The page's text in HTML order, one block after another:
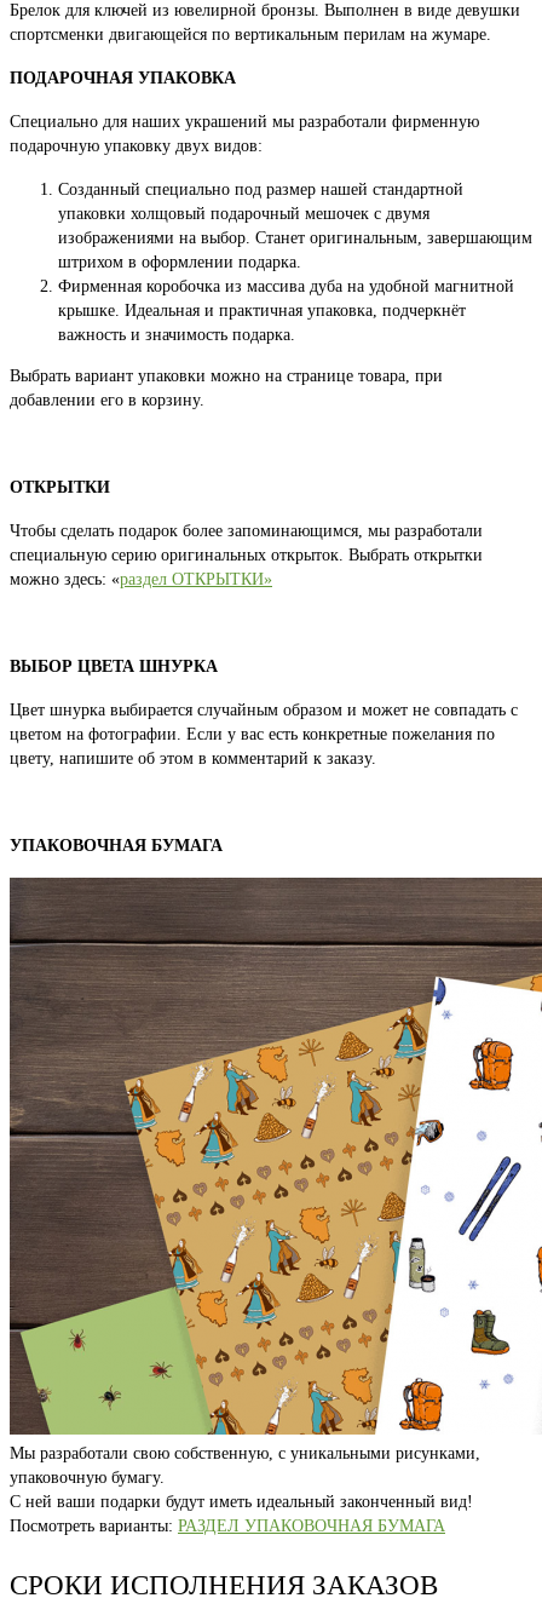
Брелок для ключей из ювелирной бронзы. Выполнен в виде девушки
спортсменки двигающейся по вертикальным перилам на жумаре.
ПОДАРОЧНАЯ УПАКОВКА
Специально для наших украшений мы разработали фирменную
подарочную упаковку двух видов:
Созданный специально под размер нашей стандартной
упаковки холщовый подарочный мешочек с двумя
изображениями на выбор. Станет оригинальным, завершающим
штрихом в оформлении подарка.
Фирменная коробочка из массива дуба на удобной магнитной
крышке. Идеальная и практичная упаковка, подчеркнёт
важность и значимость подарка.
Выбрать вариант упаковки можно на странице товара, при
добавлении его в корзину.
ОТКРЫТКИ
Чтобы сделать подарок более запоминающимся, мы разработали
специальную серию оригинальных открыток. Выбрать открытки
можно здесь: «раздел ОТКРЫТКИ»
ВЫБОР ЦВЕТА ШНУРКА
Цвет шнурка выбирается случайным образом и может не совпадать с
цветом на фотографии. Если у вас есть конкретные пожелания по
цвету, напишите об этом в комментарий к заказу.
УПАКОВОЧНАЯ БУМАГА
Мы разработали свою собственную, с уникальными рисунками,
упаковочную бумагу.
С ней ваши подарки будут иметь идеальный законченный вид!
Посмотреть варианты: РАЗДЕЛ УПАКОВОЧНАЯ БУМАГА
СРОКИ ИСПОЛНЕНИЯ ЗАКАЗОВ